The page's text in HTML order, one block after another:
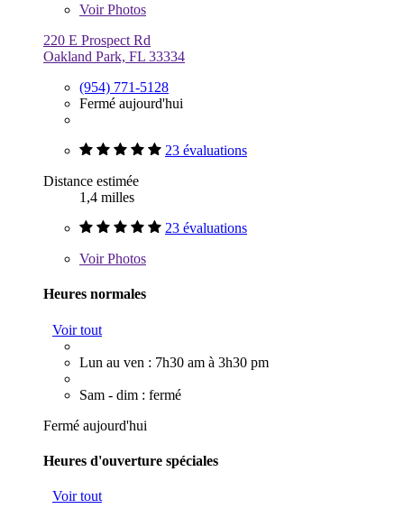
VoirPhotos
220 E Prospect Rd
Oakland Park, FL 33334
(954) 771-5128
Fermé aujourd'hui
23 évaluations
Distance estimée
1,4 milles
23 évaluations
VoirPhotos
Heures normales
Voir tout
Lun au ven : 7h30 am à 3h30 pm
Sam - dim : fermé
Fermé aujourd'hui
Heures d'ouverture spéciales
Voir tout